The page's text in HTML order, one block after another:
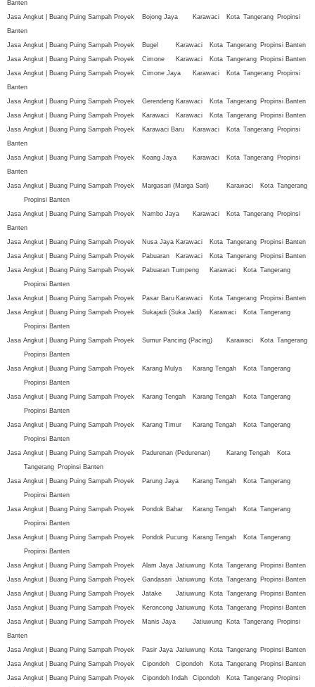
Banten
Jasa Angkut | Buang Puing Sampah Proyek
Bojong Jaya Karawaci Kota Tangerang Propinsi
Banten
Jasa Angkut | Buang Puing Sampah Proyek
Bugel Karawaci Kota Tangerang Propinsi Banten
Jasa Angkut | Buang Puing Sampah Proyek
Cimone Karawaci Kota Tangerang Propinsi Banten
Jasa Angkut | Buang Puing Sampah Proyek
Cimone Jaya Karawaci Kota Tangerang Propinsi
Banten
Jasa Angkut | Buang Puing Sampah Proyek
Gerendeng Karawaci Kota Tangerang Propinsi Banten
Jasa Angkut | Buang Puing Sampah Proyek
Karawaci Karawaci Kota Tangerang Propinsi Banten
Jasa Angkut | Buang Puing Sampah Proyek
Karawaci Baru Karawaci Kota Tangerang Propinsi
Banten
Jasa Angkut | Buang Puing Sampah Proyek
Koang Jaya Karawaci Kota Tangerang Propinsi
Banten
Jasa Angkut | Buang Puing Sampah Proyek
Margasari (Marga Sari) Karawaci Kota Tangerang
Propinsi Banten
Jasa Angkut | Buang Puing Sampah Proyek
Nambo Jaya Karawaci Kota Tangerang Propinsi
Banten
Jasa Angkut | Buang Puing Sampah Proyek
Nusa Jaya Karawaci Kota Tangerang Propinsi Banten
Jasa Angkut | Buang Puing Sampah Proyek
Pabuaran Karawaci Kota Tangerang Propinsi Banten
Jasa Angkut | Buang Puing Sampah Proyek
Pabuaran Tumpeng Karawaci Kota Tangerang
Propinsi Banten
Jasa Angkut | Buang Puing Sampah Proyek
Pasar Baru Karawaci Kota Tangerang Propinsi Banten
Jasa Angkut | Buang Puing Sampah Proyek
Sukajadi (Suka Jadi) Karawaci Kota Tangerang
Propinsi Banten
Jasa Angkut | Buang Puing Sampah Proyek
Sumur Pancing (Pacing) Karawaci Kota Tangerang
Propinsi Banten
Jasa Angkut | Buang Puing Sampah Proyek
Karang Mulya Karang Tengah Kota Tangerang
Propinsi Banten
Jasa Angkut | Buang Puing Sampah Proyek
Karang Tengah Karang Tengah Kota Tangerang
Propinsi Banten
Jasa Angkut | Buang Puing Sampah Proyek
Karang Timur Karang Tengah Kota Tangerang
Propinsi Banten
Jasa Angkut | Buang Puing Sampah Proyek
Padurenan (Pedurenan) Karang Tengah
Kota
Tangerang Propinsi Banten
Jasa Angkut | Buang Puing Sampah Proyek
Parung Jaya Karang Tengah Kota Tangerang
Propinsi Banten
Jasa Angkut | Buang Puing Sampah Proyek
Pondok Bahar Karang Tengah Kota Tangerang
Propinsi Banten
Jasa Angkut | Buang Puing Sampah Proyek
Pondok Pucung Karang Tengah Kota Tangerang
Propinsi Banten
Jasa Angkut | Buang Puing Sampah Proyek
Alam Jaya Jatiuwung Kota Tangerang Propinsi Banten
Jasa Angkut | Buang Puing Sampah Proyek
Gandasari Jatiuwung Kota Tangerang Propinsi Banten
Jasa Angkut | Buang Puing Sampah Proyek
Jatake Jatiuwung Kota Tangerang Propinsi Banten
Jasa Angkut | Buang Puing Sampah Proyek
Keroncong Jatiuwung Kota Tangerang Propinsi Banten
Jasa Angkut | Buang Puing Sampah Proyek
Manis Jaya Jatiuwung Kota Tangerang Propinsi
Banten
Jasa Angkut | Buang Puing Sampah Proyek
Pasir Jaya Jatiuwung Kota Tangerang Propinsi Banten
Jasa Angkut | Buang Puing Sampah Proyek
Cipondoh Cipondoh Kota Tangerang Propinsi Banten
Jasa Angkut | Buang Puing Sampah Proyek
Cipondoh Indah Cipondoh Kota Tangerang Propinsi